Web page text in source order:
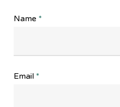
Name *
Email *